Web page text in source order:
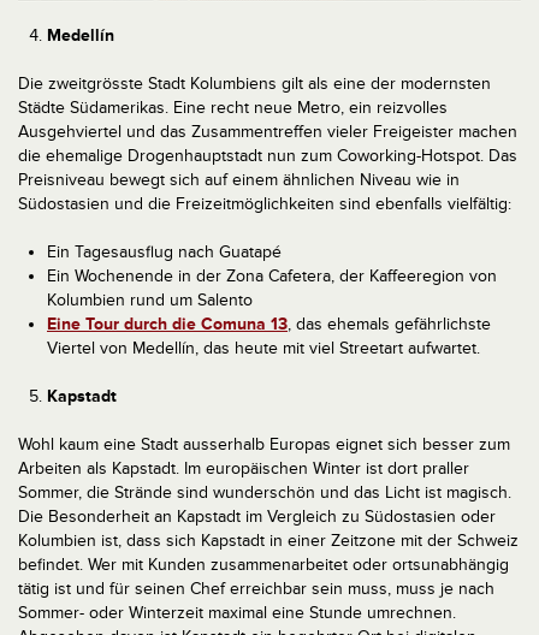
Medellín
Die zweitgrösste Stadt Kolumbiens gilt als eine der modernsten
Städte Südamerikas. Eine recht neue Metro, ein reizvolles
Ausgehviertel und das Zusammentreffen vieler Freigeister machen
die ehemalige Drogenhauptstadt nun zum Coworking-Hotspot. Das
Preisniveau bewegt sich auf einem ähnlichen Niveau wie in
Südostasien und die Freizeitmöglichkeiten sind ebenfalls vielfältig:
Ein Tagesausflug nach Guatapé
Ein Wochenende in der Zona Cafetera, der Kaffeeregion von
Kolumbien rund um Salento
Eine Tour durch die Comuna 13, das ehemals gefährlichste
Viertel von Medellín, das heute mit viel Streetart aufwartet.
Kapstadt
Wohl kaum eine Stadt ausserhalb Europas eignet sich besser zum
Arbeiten als Kapstadt. Im europäischen Winter ist dort praller
Sommer, die Strände sind wunderschön und das Licht ist magisch.
Die Besonderheit an Kapstadt im Vergleich zu Südostasien oder
Kolumbien ist, dass sich Kapstadt in einer Zeitzone mit der Schweiz
befindet. Wer mit Kunden zusammenarbeitet oder ortsunabhängig
tätig ist und für seinen Chef erreichbar sein muss, muss je nach
Sommer- oder Winterzeit maximal eine Stunde umrechnen.